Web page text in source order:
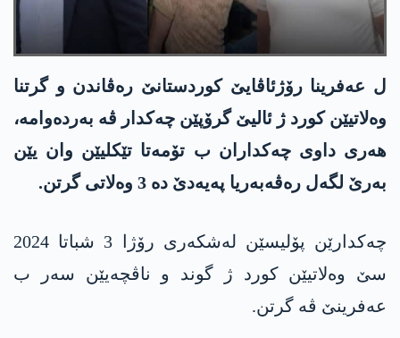
ل عەفرینا رۆژئاڤایێ کوردستانێ رەڤاندن و گرتنا
وەلاتیێن کورد ژ ئالیێ گرۆپێن چەکدار ڤە بەردەوامە،
ھەری داوی چەکداران ب تۆمەتا تێکلیێن وان یێن
بەرێ لگەل رەڤەبەریا پەیەدێ دە 3 وەلاتی گرتن.
چەکدارێن پۆلیسێن لەشکەری رۆژا 3 شباتا 2024
سێ وەلاتیێن کورد ژ گوند و ناڤچەیێن سەر ب
عەفرینێ ڤە گرتن.